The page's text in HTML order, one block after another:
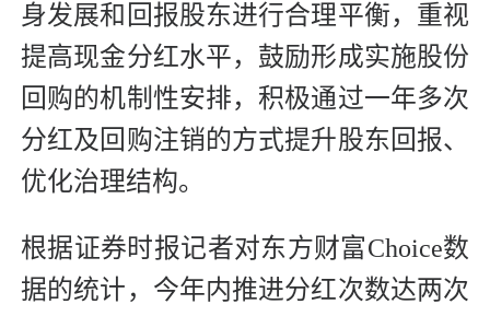
身发展和回报股东进行合理平衡，重视
提高现金分红水平，鼓励形成实施股份
回购的机制性安排，积极通过一年多次
分红及回购注销的方式提升股东回报、
优化治理结构。
根据证券时报记者对东方财富Choice数
据的统计，今年内推进分红次数达两次